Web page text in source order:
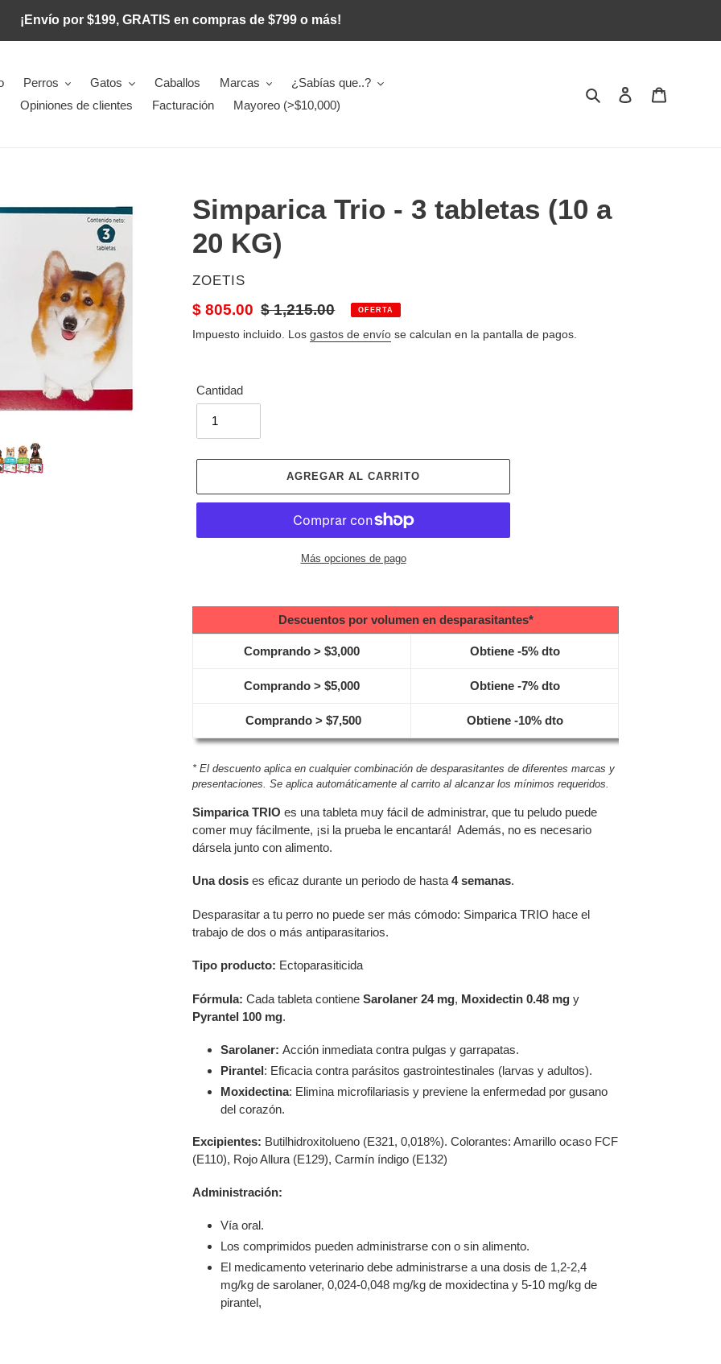
¡Envío por $199, GRATIS en compras de $799 o más!
Perros Gatos Caballos Marcas
¿Sabías que..?
Opiniones de clientes
Facturación Mayoreo (>$10,000)
Buscar Ingresar
Simparica Trio - 3 tabletas (10 a
20 KG)
PROVEEDOR
ZOETIS
Precio
de
$ 805.00 Precio
habitual
$ 1,215.00 OFERTA
Impuesto incluido. Los gastos de envío se calculan en la pantalla de pagos.
Cantidad
AGREGAR AL CARRITO
Más opciones de pago
el
Descuentos por volumen en desparasitantes*
Comprando > $3,000 Obtiene -5% dto
Comprando > $5,000 Obtiene -7% dto
Comprando > $7,500 Obtiene -10% dto
* El descuento aplica en cualquier combinación de desparasitantes de diferentes marcas y
presentaciones. Se aplica automáticamente al carrito al alcanzar los mínimos requeridos.
Simparica TRIO es una tableta muy fácil de administrar, que tu peludo puede
comer muy fácilmente, ¡si la prueba le encantará! Además, no es necesario
dársela junto con alimento.
Una dosis es eficaz durante un periodo de hasta 4 semanas.
Desparasitar a tu perro no puede ser más cómodo: Simparica TRIO hace el
trabajo de dos o más antiparasitarios.
Tipo producto: Ectoparasiticida
Fórmula: Cada tableta contiene Sarolaner 24 mg, Moxidectin 0.48 mg y
Pyrantel 100 mg.
Sarolaner: Acción inmediata contra pulgas y garrapatas.
Pirantel: Eficacia contra parásitos gastrointestinales (larvas y adultos).
Moxidectina: Elimina microfilariasis y previene la enfermedad por gusano
del corazón.
Excipientes: Butilhidroxitolueno (E321, 0,018%). Colorantes: Amarillo ocaso FCF
(E110), Rojo Allura (E129), Carmín índigo (E132)
Administración:
Vía oral.
Los comprimidos pueden administrarse con o sin alimento.
El medicamento veterinario debe administrarse a una dosis de 1,2-2,4
mg/kg de sarolaner, 0,024-0,048 mg/kg de moxidectina y 5-10 mg/kg de
pirantel,